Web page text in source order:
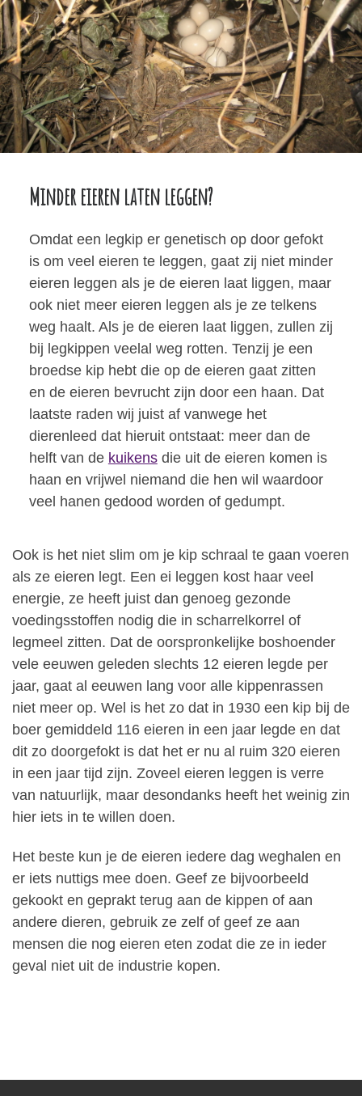
Minder eieren laten leggen?
Omdat een legkip er genetisch op door gefokt
is om veel eieren te leggen, gaat zij niet minder
eieren leggen als je de eieren laat liggen, maar
ook niet meer eieren leggen als je ze telkens
weg haalt. Als je de eieren laat liggen, zullen zij
bij legkippen veelal weg rotten. Tenzij je een
broedse kip hebt die op de eieren gaat zitten
en de eieren bevrucht zijn door een haan. Dat
laatste raden wij juist af vanwege het
dierenleed dat hieruit ontstaat: meer dan de
helft van de kuikensdie uit de eieren komen is
haan en vrijwel niemand die hen wil waardoor
veel hanen gedood worden of gedumpt.
Ook is het niet slim om je kip schraal te gaan voeren
als ze eieren legt. Een ei leggen kost haar veel
energie, ze heeft juist dan genoeg gezonde
voedingsstoffen nodig die in scharrelkorrel of
legmeel zitten. Dat de oorspronkelijke boshoender
vele eeuwen geleden slechts 12 eieren legde per
jaar, gaat al eeuwen lang voor alle kippenrassen
niet meer op. Wel is het zo dat in 1930 een kip bij de
boer gemiddeld 116 eieren in een jaar legde en dat
dit zo doorgefokt is dat het er nu al ruim 320 eieren
in een jaar tijd zijn. Zoveel eieren leggen is verre
van natuurlijk, maar desondanks heeft het weinig zin
hier iets in te willen doen.
Het beste kun je de eieren iedere dag weghalen en
er iets nuttigs mee doen. Geef ze bijvoorbeeld
gekookt en geprakt terug aan de kippen of aan
andere dieren, gebruik ze zelf of geef ze aan
mensen die nog eieren eten zodat die ze in ieder
geval niet uit de industrie kopen.